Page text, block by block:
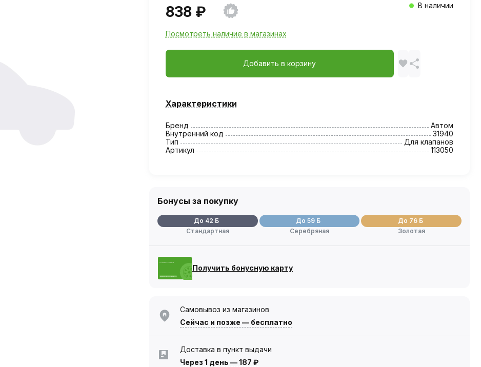
838 ₽ В наличии
Посмотреть наличие в магазинах
Добавить в корзину
Характеристики
Бренд
Автом
Внутренний код
31940
Тип
Для клапанов
Артикул
113050
Бонусы за покупку
До 42 Б
Стандартная
До 59 Б
Серебряная
До 76 Б
Золотая
Получить бонусную карту
Самовывоз из магазинов
Сейчас и позже — бесплатно
Доставка в пункт выдачи
Через 1 день —187 ₽